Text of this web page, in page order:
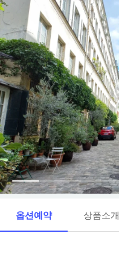
옵션예약 상품소개